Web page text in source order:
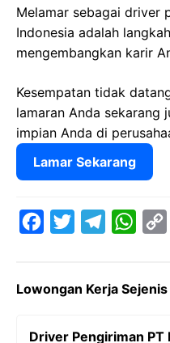
Melamar sebagai driver
Indonesia adalah
mengembangkan karir
Kesempatan tidak
lamaran Anda sekarang
impian Anda di
Lamar Sekarang
e
t
e
W
t
y
Lowongan Kerja Sejenis
Driver Pengiriman